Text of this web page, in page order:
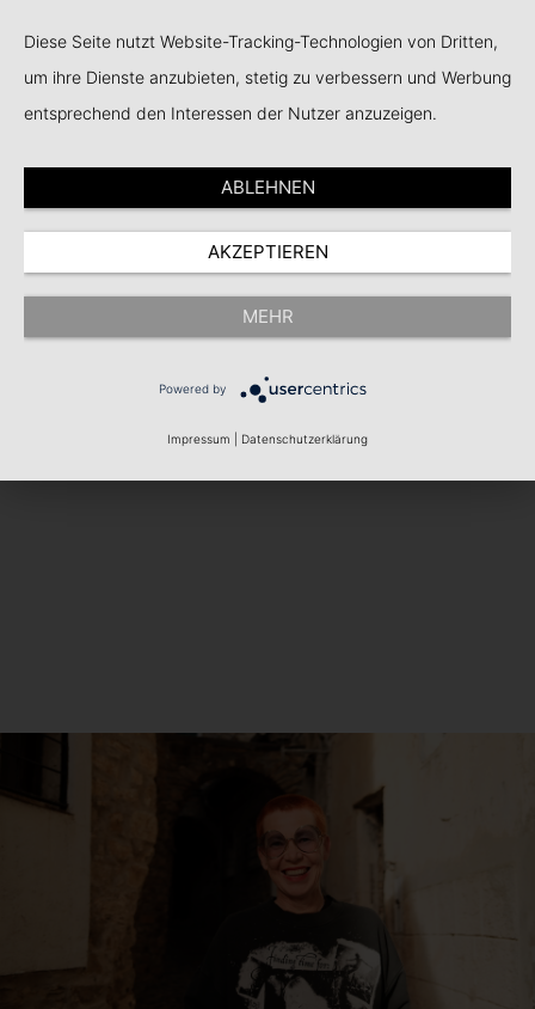
Home
Diese Seite nutzt Website-Tracking-Technologien von Dritten,
um ihre Dienste anzubieten, stetig zu verbessern und Werbung
entsprechend den Interessen der Nutzer anzuzeigen.
ABLEHNEN
AKZEPTIEREN
MEHR
Powered by
Impressum Datenschutzerklärung